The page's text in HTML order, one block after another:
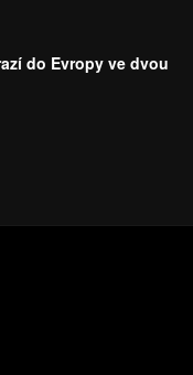
do Evropy ve dvou